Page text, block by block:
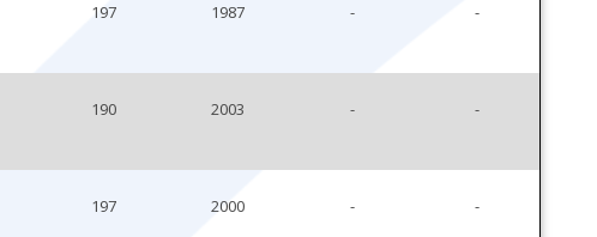
197 1987 - -
190 2003 - -
197 2000 - -